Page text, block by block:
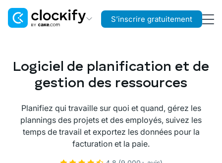
Plaky
Gestion de projet
Pumble
Communication d’équipe
S’inscrire gratuitement
Logiciel de planification et de
gestion des ressources
Planifiez qui travaille sur quoi et quand, gérez les
plannings des projets et des employés, suivez les
temps de travail et exportez les données pour la
facturation et la paie.